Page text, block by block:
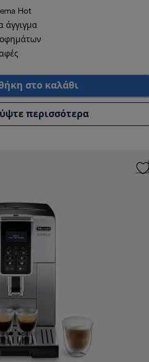
Hot
άγγιγμα
στο καλάθι
περισσότερα